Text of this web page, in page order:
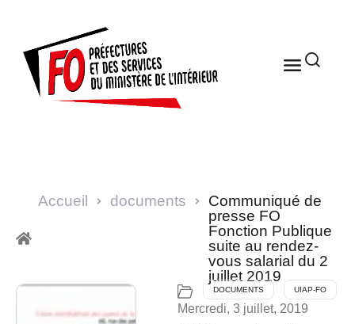
Accueil documents
Communiqué de
presse FO
Fonction Publique
suite au rendez-
vous salarial du 2
juillet 2019
DOCUMENTS UIAP-FO
Mercredi, 3 juillet, 2019